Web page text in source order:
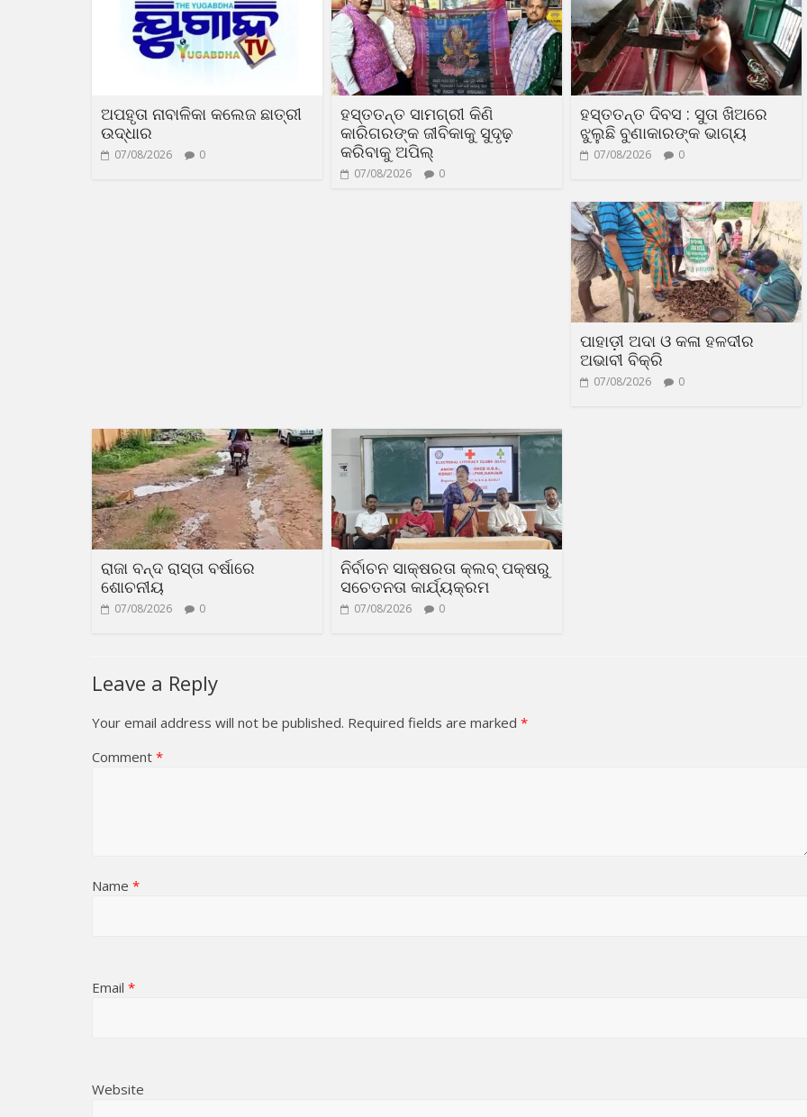
ଅପହୃତା ନାବାଳିକା କଲେଜ ଛାତ୍ରୀ
ଉଦ୍ଧାର
07/08/2026 0
ହସ୍ତତନ୍ତ ସାମଗ୍ରୀ କିଣି
କାରିଗରଙ୍କ ଜୀବିକାକୁ ସୁଦୃଢ଼
କରିବାକୁ ଅପିଲ୍
07/08/2026 0
ହସ୍ତତନ୍ତ ଦିବସ : ସୁତା ଖିଅରେ
ଝୁଲୁଛି ବୁଣାକାରଙ୍କ ଭାଗ୍ୟ
07/08/2026 0
ପାହାଡ଼ୀ ଅଦା ଓ କଳା ହଳଦୀର
ଅଭାବୀ ବିକ୍ରି
07/08/2026 0
ରାଜା ବନ୍ଦ ରାସ୍ତା ବର୍ଷାରେ
ଶୋଚନୀୟ
07/08/2026 0
ନିର୍ବାଚନ ସାକ୍ଷରତା କ୍ଲବ୍ ପକ୍ଷରୁ
ସଚେତନତା କାର୍ଯ୍ୟକ୍ରମ
07/08/2026 0
Leave a Reply
Your email address will not be published. Required fields are marked *
Comment *
Name *
Email *
Website